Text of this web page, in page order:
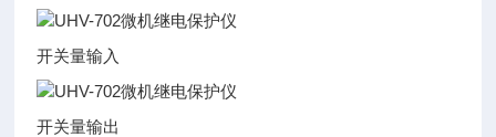
开关量输入
开关量输出